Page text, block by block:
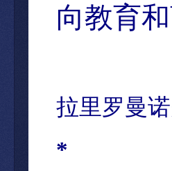
向教育
拉里罗曼
*